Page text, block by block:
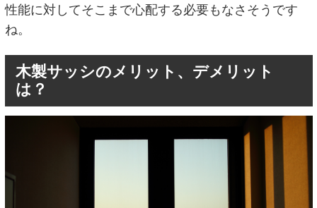
性能に対してそこまで心配する必要もなさそうです
ね。
木製サッシのメリット、デメリット
は？